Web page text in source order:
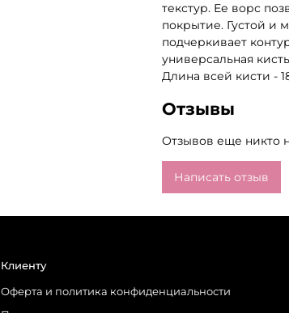
текстур. Ее ворс
покрытие. Густой и
подчеркивает
универсальная
Длина всей кисти -
Отзывы
Отзывов еще никто
Написать отзыв
Клиенту
Оферта и политика конфиденциальности